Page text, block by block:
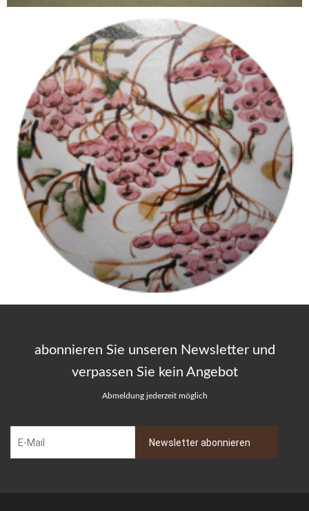
abonnieren Sie unseren Newsletter und
verpassen Sie kein Angebot
Abmeldung jederzeit möglich